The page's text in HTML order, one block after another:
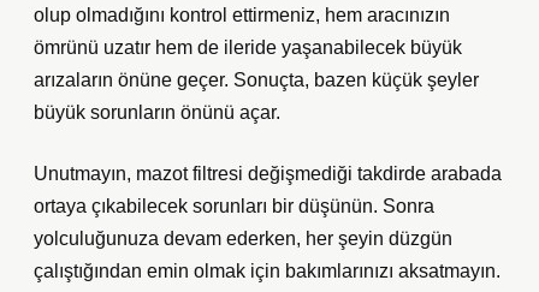
olup olmadığını kontrol ettirmeniz, hem aracınızın
ömrünü uzatır hem de ileride yaşanabilecek büyük
arızaların önüne geçer. Sonuçta, bazen küçük şeyler
büyük sorunların önünü açar.
Unutmayın, mazot filtresi değişmediği takdirde arabada
ortaya çıkabilecek sorunları bir düşünün. Sonra
yolculuğunuza devam ederken, her şeyin düzgün
çalıştığından emin olmak için bakımlarınızı aksatmayın.